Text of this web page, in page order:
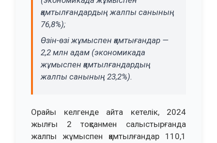
қамтылғандардың жалпы санының
76,8%);
Өзін-өзі жұмыспен қамтығандар —
2,2 млн адам (экономикада
жұмыспен қамтылғандардың
жалпы санының 23,2%).
Орайы келгенде айта кетелік, 2024
жылғы 2 тоқсанмен салыстырғанда
жалпы жұмыспен қамтылғандар 110,1